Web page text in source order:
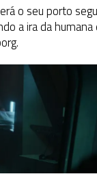
o seu porto
a ira da